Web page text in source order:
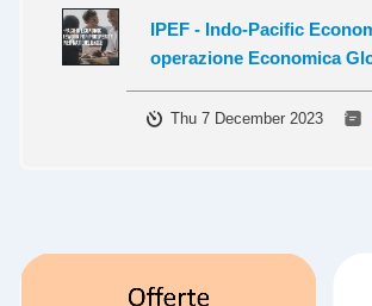
IPEF - Indo-Pacific
operazione Economica
Thu 7 December 2023